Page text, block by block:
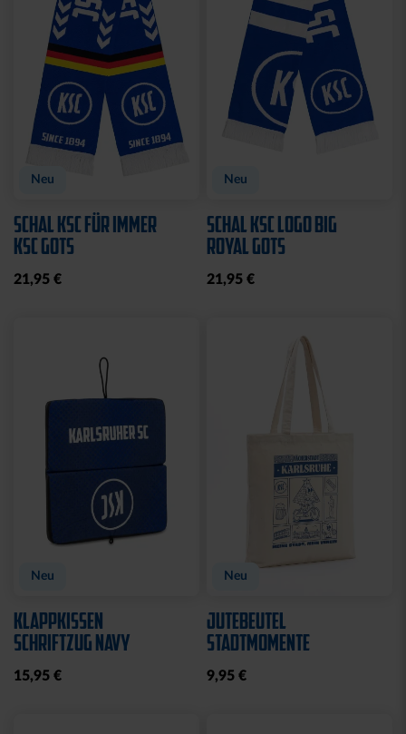
Neu
SCHAL KSC FÜR IMMER
KSC GOTS
21,95 €
Neu
SCHAL KSC LOGO BIG
ROYAL GOTS
21,95 €
Neu
KLAPPKISSEN
SCHRIFTZUG NAVY
15,95 €
Neu
JUTEBEUTEL
STADTMOMENTE
9,95 €